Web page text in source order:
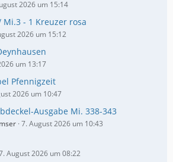
2026 um 15:14
Mi.3 - 1 Kreuzer rosa
2026 um 15:12
um 13:17
Pfennigzeit
2026 um 10:47
Ausgabe Mi. 338-343
7. August 2026 um 10:43
August 2026 um 08:22